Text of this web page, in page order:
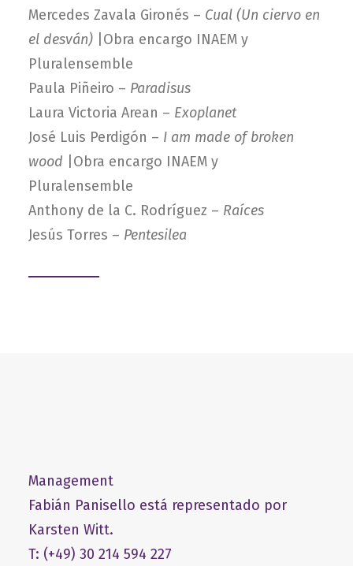
Mercedes Zavala Gironés – Cual (Un ciervo en
el desván) |Obra encargo INAEM y
Pluralensemble
Paula Piñeiro – Paradisus
Laura Victoria Arean – Exoplanet
José Luis Perdigón – I am made of broken
wood
|Obra encargo INAEM y
Pluralensemble
Anthony de la C. Rodríguez – Raíces
Jesús Torres – Pentesilea
Management
Fabián Panisello está representado por
Karsten Witt.
T: (+49) 30 214 594 227